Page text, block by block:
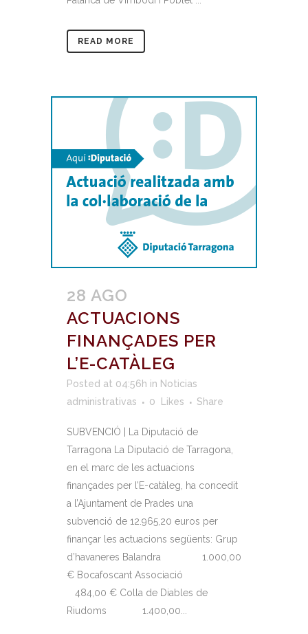
READ MORE
28 AGO
ACTUACIONS
FINANÇADES PER
L’E-CATÀLEG
Posted at 04:56h in Noticias
administrativas
0 Likes Share
SUBVENCIÓ | La Diputació de
Tarragona La Diputació de Tarragona,
en el marc de les actuacions
finançades per l’E-catàleg, ha concedit
a l’Ajuntament de Prades una
subvenció de 12.965,20 euros per
finançar les actuacions següents: Grup
d’havaneres Balandra 1.000,00
€ Bocafoscant Associació
484,00 € Colla de Diables de
Riudoms 1.400,00...